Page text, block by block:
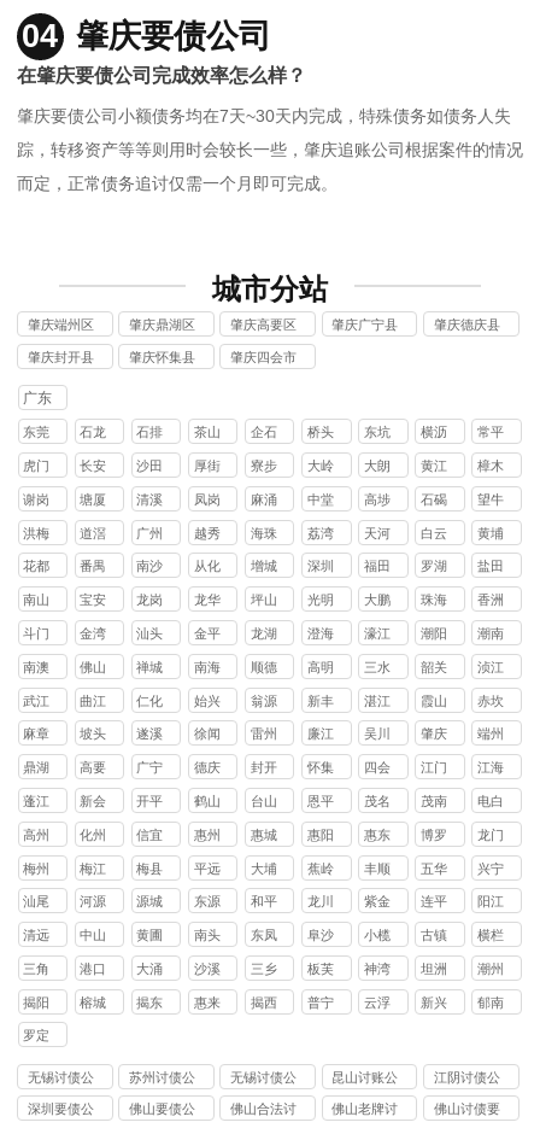
04 肇庆要债公司
在肇庆要债公司完成效率怎么样？
肇庆要债公司小额债务均在7天~30天内完成，特殊债务如债务人失
踪，转移资产等等则用时会较长一些，肇庆追账公司根据案件的情况
而定，正常债务追讨仅需一个月即可完成。
城市分站
肇庆端州区
讨债公司
肇庆鼎湖区
讨债公司
肇庆高要区
讨债公司
肇庆广宁县
肇庆德庆县
肇庆封开县
讨债公司
肇庆怀集县
肇庆四会市
广东
东莞
石龙
镇
石排
镇
茶山
镇
企石
镇
桥头
镇
东坑
镇
横沥
镇
常平
镇
虎门
镇
长安
镇
沙田
镇
厚街
镇
寮步
镇
大岭
山镇
大朗
镇
黄江
镇
樟木
头镇
谢岗
镇
塘厦
镇
清溪
镇
凤岗
镇
麻涌
镇
中堂
镇
高埗
镇
石碣
镇
望牛
墩镇
洪梅
镇
道滘
镇
广州
越秀
区
海珠
区
荔湾
区
天河
区
白云
区
黄埔
区
花都
区
番禺
区
南沙
区
从化
区
增城
区
深圳
福田
区
罗湖
区
盐田
区
南山
区
宝安
区
龙岗
区
龙华
区
坪山
区
光明
区
大鹏
新区
珠海
香洲
区
斗门
区
金湾
区
汕头
金平
区
龙湖
区
澄海
区
濠江
区
潮阳
区
潮南
区
南澳
县
佛山
禅城
区
南海
区
顺德
区
高明
区
三水
区
韶关
浈江
区
武江
区
曲江
区
仁化
县
始兴
县
翁源
县
新丰
县
湛江
霞山
区
赤坎
区
麻章
区
坡头
区
遂溪
县
徐闻
县
雷州
市
廉江
市
吴川
市
肇庆
端州
区
鼎湖
区
高要
区
广宁
县
德庆
县
封开
县
怀集
县
四会
市
江门
江海
区
蓬江
区
新会
区
开平
县
鹤山
县
台山
县
恩平
县
茂名
茂南
区
电白
区
高州
市
化州
市
信宜
市
惠州
惠城
区
惠阳
区
惠东
县
博罗
县
龙门
县
梅州
梅江
区
梅县
区
平远
县
大埔
县
蕉岭
县
丰顺
县
五华
县
兴宁
市
汕尾 河源
源城
区
东源
县
和平
县
龙川
县
紫金
县
连平
县
阳江
清远 中山
黄圃
镇
南头
镇
东凤
镇
阜沙
镇
小榄
镇
古镇
镇
横栏
镇
三角
镇
港口
镇
大涌
镇
沙溪
镇
三乡
镇
板芙
镇
神湾
镇
坦洲
镇
潮州
揭阳
榕城
揭东
惠来
揭西
普宁
云浮
新兴
郁南
罗定
市
无锡讨债公
司
苏州讨债公
司
无锡讨债公
司
昆山讨账公
司
江阴讨债公
司
深圳要债公
佛山要债公
佛山合法讨
佛山老牌讨
佛山讨债要